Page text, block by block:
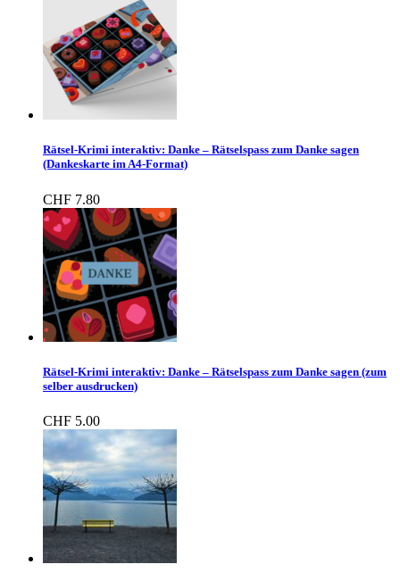
Rätsel-Krimi interaktiv: Danke – Rätselspass zum Danke sagen
(Dankeskarte im A4-Format)
CHF 7.80
Rätsel-Krimi interaktiv: Danke – Rätselspass zum Danke sagen (zum
selber ausdrucken)
CHF 5.00